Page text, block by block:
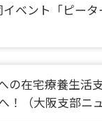
ベント「ピー
の在宅療養生活
！（大阪支部ニ